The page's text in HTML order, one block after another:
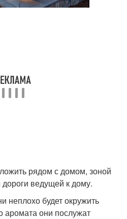
рядом с домом, зоной
ведущей к дому.
неплохо будет окружить
аромата они послужат